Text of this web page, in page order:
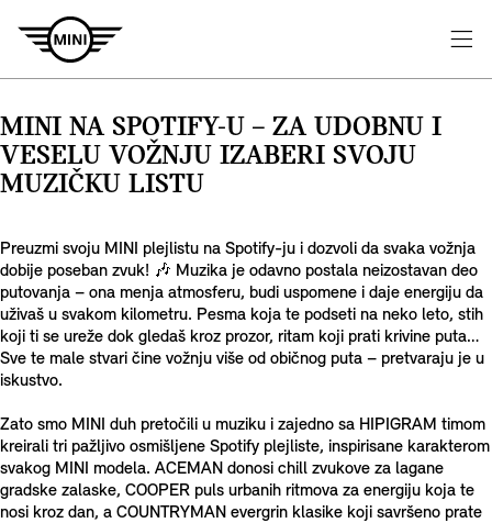
MINI NA SPOTIFY-U – ZA UDOBNU I
VESELU VOŽNJU IZABERI SVOJU
MUZIČKU LISTU
Preuzmi svoju MINI plejlistu na Spotify-ju i dozvoli da svaka vožnja
dobije poseban zvuk! 🎶 Muzika je odavno postala neizostavan deo
putovanja – ona menja atmosferu, budi uspomene i daje energiju da
uživaš u svakom kilometru. Pesma koja te podseti na neko leto, stih
koji ti se ureže dok gledaš kroz prozor, ritam koji prati krivine puta…
Sve te male stvari čine vožnju više od običnog puta – pretvaraju je u
iskustvo.
Zato smo MINI duh pretočili u muziku i zajedno sa HIPIGRAM timom
kreirali tri pažljivo osmišljene Spotify plejliste, inspirisane karakterom
svakog MINI modela. ACEMAN donosi chill zvukove za lagane
gradske zalaske, COOPER puls urbanih ritmova za energiju koja te
nosi kroz dan, a COUNTRYMAN evergrin klasike koji savršeno prate